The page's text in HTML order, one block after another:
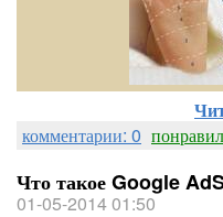
комментарии: 0
Что такое Google
01-05-2014 01:50